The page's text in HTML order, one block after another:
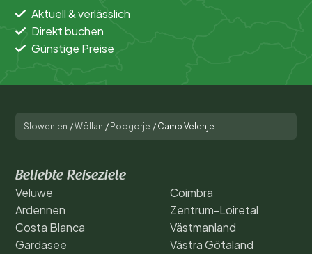
Aktuell & verlässlich
Direkt buchen
Günstige Preise
Slowenien /Wöllan / Podgorje / Camp Velenje
Beliebte Reiseziele
Veluwe
Ardennen
Costa Blanca
Gardasee
Coimbra
Zentrum-Loiretal
Västmanland
Västra Götaland